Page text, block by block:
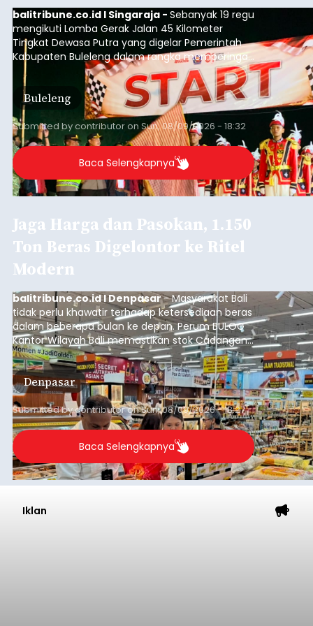
balitribune.co.id I Singaraja - Sebanyak 19 regu
mengikuti Lomba Gerak Jalan 45 Kilometer
Tingkat Dewasa Putra yang digelar Pemerintah
Kabupaten Buleleng dalam rangka memperingati
HUT ke-81 Kemerdekaan Republik Indonesia.
Lomba resmi dimulai dari Lapangan Sepak Bola
Desa Celukan Bawang, Sabtu (8/8/2026) malam.
Buleleng
Submitted bycontributoron Sun, 08/09/2026 - 18:32
Baca Selengkapnya
Jaga Harga dan Pasokan, 1.150
Ton Beras Digelontor ke Ritel
Modern
balitribune.co.id I Denpasar- Masyarakat Bali
tidak perlu khawatir terhadap ketersediaan beras
dalam beberapa bulan ke depan. Perum BULOG
Kantor Wilayah Bali memastikan stok Cadangan
Beras Pemerintah (CBP) masih dalam kondisi
aman, bahkan diproyeksikan mampu memenuhi
kebutuhan masyarakat hingga sekitar 10 bulan.
Denpasar
Submitted bycontributoronSun, 08/09/2026 - 18:27
Baca Selengkapnya
Iklan